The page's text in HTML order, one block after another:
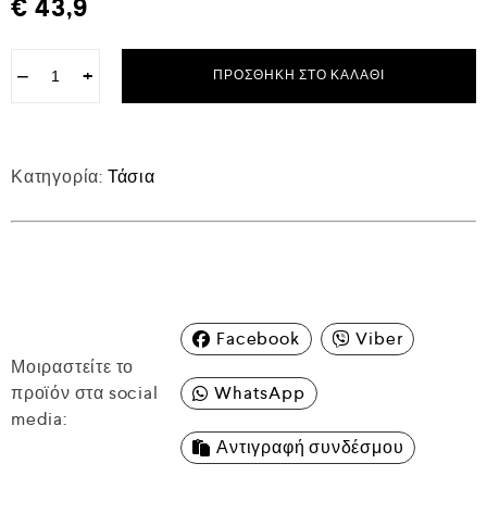
€ 43,9
− + ΠΡΟΣΘΉΚΗ ΣΤΟ ΚΑΛΆΘΙ
Κατηγορία: Τάσια
Μοιραστείτε το
προϊόν στα social
media:
Facebook Viber
WhatsApp
Αντιγραφή συνδέσμου